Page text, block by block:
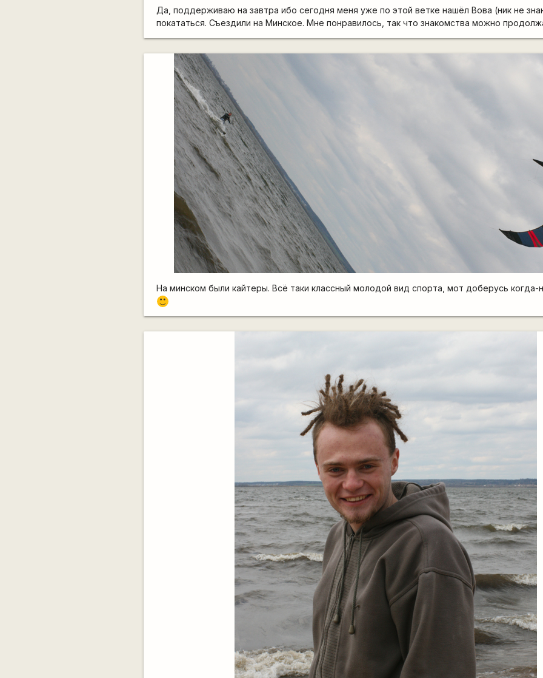
Да, поддерживаю на завтра ибо сегодня меня уже по этой ветке нашёл Вова (ник не
покататься. Съездили на Минское. Мне понравилось, так что знакомства можно
На минском были кайтеры. Всё таки классный молодой вид спорта, мот доберусь когда-
:)